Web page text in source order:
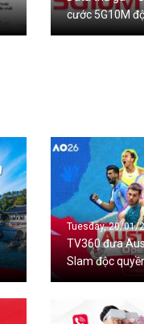
cước 5G10M
Tuesday, 20/01/
TV360 đưa
Slam độc
với khán giả Việt